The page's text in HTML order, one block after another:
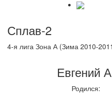
Сплав-2
4-я лига Зона А (Зима 2010-
Евгений
Родился: